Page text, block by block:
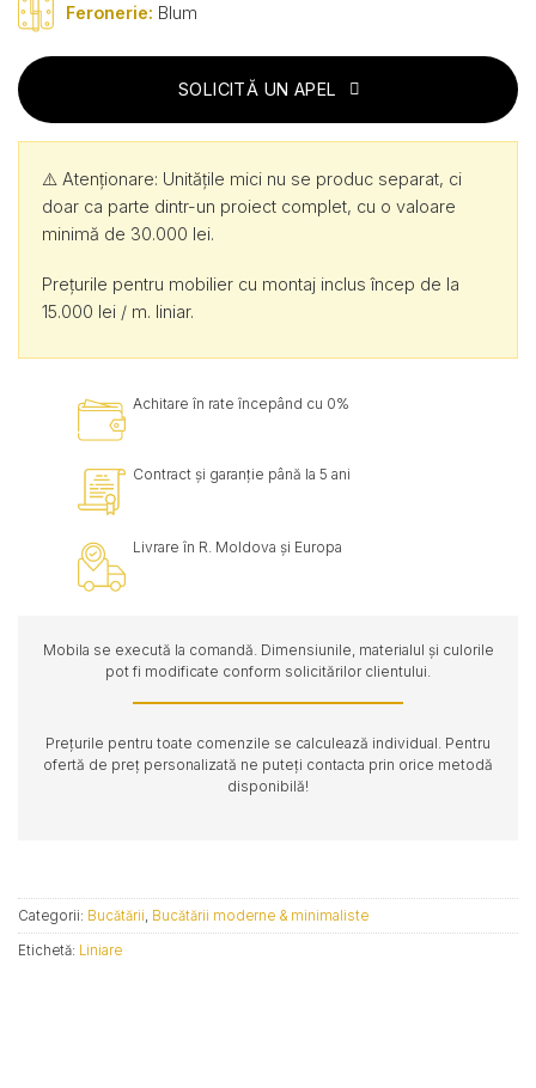
Feronerie: Blum
SOLICITĂ UN APEL
⚠️ Atenționare: Unitățile mici nu se produc separat, ci
doar ca parte dintr-un proiect complet, cu o valoare
minimă de 30.000 lei.
Prețurile pentru mobilier cu montaj inclus încep de la
15.000 lei / m. liniar.
Achitare în rate începând cu 0%
Contract și garanție până la 5 ani
Livrare în R. Moldova și Europa
Mobila se execută la comandă. Dimensiunile, materialul și culorile
pot fi modificate conform solicitărilor clientului.
Prețurile pentru toate comenzile se calculează individual. Pentru
ofertă de preț personalizată ne puteți contacta prin orice metodă
disponibilă!
Categorii: Bucătării, Bucătării moderne & minimaliste
Etichetă: Liniare